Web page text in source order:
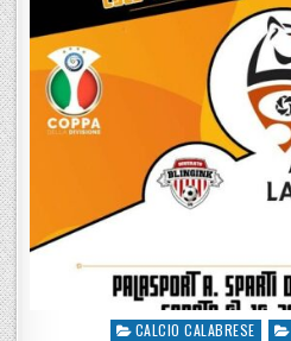
Posted in
CALCIO CALABRESE